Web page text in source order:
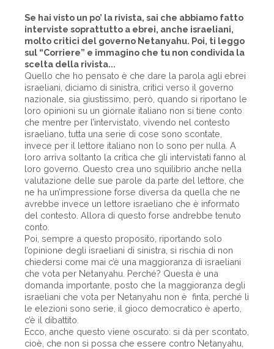
Se hai visto un po’ la rivista, sai che abbiamo fatto
interviste soprattutto a ebrei, anche israeliani,
molto critici del governo Netanyahu. Poi, ti leggo
sul “Corriere” e immagino che tu non condivida la
scelta della rivista...
Quello che ho pensato è che dare la parola agli ebrei
israeliani, diciamo di sinistra, critici verso il governo
nazionale, sia giustissimo, però, quando si riportano le
loro opinioni su un giornale italiano non si tiene conto
che mentre per l’intervistato, vivendo nel contesto
israeliano, tutta una serie di cose sono scontate,
invece per il lettore italiano non lo sono per nulla. A
loro arriva soltanto la critica che gli intervistati fanno al
loro governo. Questo crea uno squilibrio anche nella
valutazione delle sue parole da parte del lettore, che
ne ha un’impressione forse diversa da quella che ne
avrebbe invece un lettore israeliano che è informato
del contesto. Allora di questo forse andrebbe tenuto
conto.
Poi, sempre a questo proposito, riportando solo
l’opinione degli israeliani di sinistra, si rischia di non
chiedersi come mai c’è una maggioranza di israeliani
che vota per Netanyahu. Perché? Questa è una
domanda importante, posto che la maggioranza degli
israeliani che vota per Netanyahu non è finta, perché lì
le elezioni sono serie, il gioco democratico è aperto,
c’è il dibattito.
Ecco, anche questo viene oscurato: si dà per scontato,
cioè, che non si possa che essere contro Netanyahu,